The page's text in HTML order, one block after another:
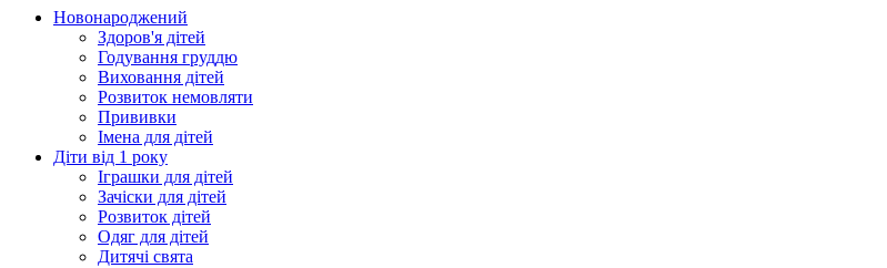
Новонароджений
Здоров'я дітей
Годування груддю
Виховання дітей
Розвиток немовляти
Прививки
Імена для дітей
Діти від 1 року
Іграшки для дітей
Зачіски для дітей
Розвиток дітей
Одяг для дітей
Дитячі свята